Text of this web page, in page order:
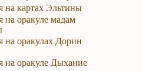
на картах Эльтины
на оракуле мадам
на оракулах Дорин
на оракуле Дыхание